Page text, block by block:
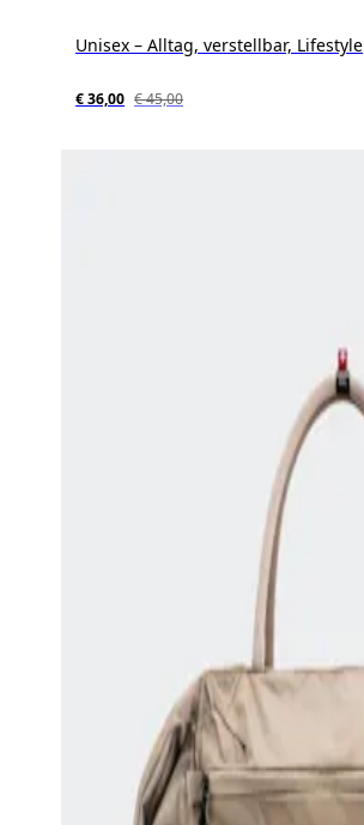
Unisex – Alltag, verstellbar, Lifestyle
€ 36,00 € 45,00